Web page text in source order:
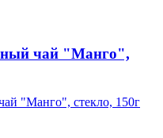
чай "Манго",